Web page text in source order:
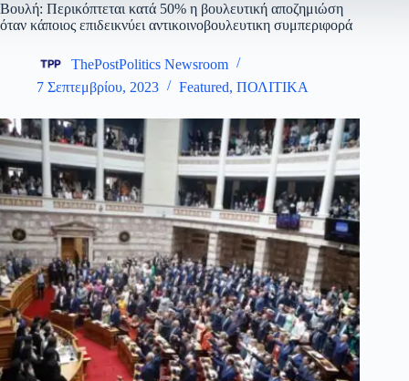
Βουλή: Περικόπτεται κατά 50% η βουλευτική αποζημιώση
όταν κάποιος επιδεικνύει αντικοινοβουλευτικη συμπεριφορά
ThePostPolitics Newsroom
7 Σεπτεμβρίου, 2023
Featured, ΠΟΛΙΤΙΚΑ